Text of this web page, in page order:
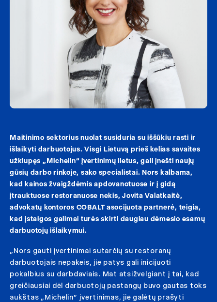
Maitinimo sektorius nuolat susiduria su iššūkiu rasti ir
išlaikyti darbuotojus. Visgi Lietuvą prieš kelias savaites
užklupęs „Michelin“ įvertinimų lietus, gali įnešti naujų
gūsių darbo rinkoje, sako specialistai. Nors kalbama,
kad kainos žvaigždėmis apdovanotuose ir į gidą
įtrauktuose restoranuose nekis, Jovita Valatkaitė,
advokatų kontoros COBALT asocijuota partnerė, teigia,
kad įstaigos galimai turės skirti daugiau dėmesio esamų
darbuotojų išlaikymui.
„Nors gauti įvertinimai sutarčių su restoranų
darbuotojais nepakeis, jie patys gali inicijuoti
pokalbius su darbdaviais. Mat atsižvelgiant į tai, kad
greičiausiai dėl darbuotojų pastangų buvo gautas toks
aukštas „Michelin” įvertinimas, jie galėtų prašyti